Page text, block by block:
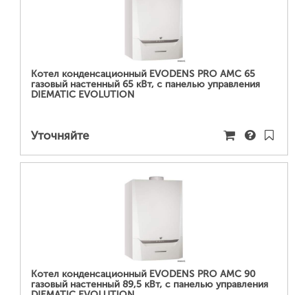
Котел конденсационный EVODENS PRO AMC 65
газовый настенный 65 кВт, c панелью управления
DIEMATIC EVOLUTION
Уточняйте
Котел конденсационный EVODENS PRO AMC 90
газовый настенный 89,5 кВт, c панелью управления